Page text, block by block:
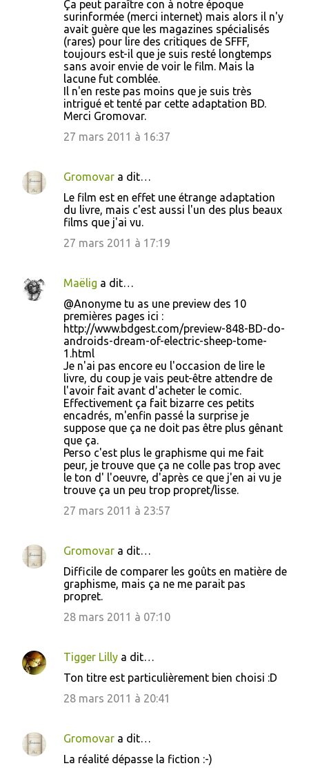
Ça peut paraître con à notre époque
surinformée (merci internet) mais alors il n'y
avait guère que les magazines spécialisés
(rares) pour lire des critiques de SFFF,
toujours est-il que je suis resté longtemps
sans avoir envie de voir le film. Mais la
lacune fut comblée.
Il n'en reste pas moins que je suis très
intrigué et tenté par cette adaptation BD.
Merci Gromovar.
27 mars 2011 à 16:37
Gromovar a dit…
Le film est en effet une étrange adaptation
du livre, mais c'est aussi l'un des plus beaux
films que j'ai vu.
27 mars 2011 à 17:19
Maëlig a dit…
@Anonyme tu as une preview des 10
premières pages ici :
http://www.bdgest.com/preview-848-BD-do-
androids-dream-of-electric-sheep-tome-
1.html
Je n'ai pas encore eu l'occasion de lire le
livre, du coup je vais peut-être attendre de
l'avoir fait avant d'acheter le comic.
Effectivement ça fait bizarre ces petits
encadrés, m'enfin passé la surprise je
suppose que ça ne doit pas être plus gênant
que ça.
Perso c'est plus le graphisme qui me fait
peur, je trouve que ça ne colle pas trop avec
le ton d' l'oeuvre, d'après ce que j'en ai vu je
trouve ça un peu trop propret/lisse.
27 mars 2011 à 23:57
Gromovar a dit…
Difficile de comparer les goûts en matière de
graphisme, mais ça ne me parait pas
propret.
28 mars 2011 à 07:10
Tigger Lilly a dit…
Ton titre est particulièrement bien choisi :D
28 mars 2011 à 20:41
Gromovar a dit…
La réalité dépasse la fiction :-)